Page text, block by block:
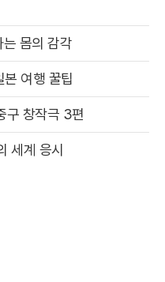
몸의 감각
여행 꿀팁
구 창작극 3편
세계 응시